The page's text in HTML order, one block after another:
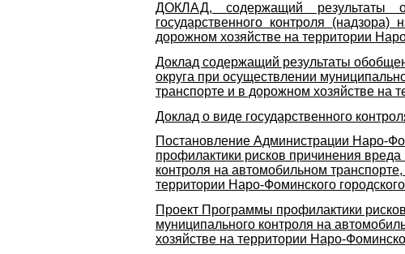
ДОКЛАД, содержащий результаты
государственного контроля
дорожном хозяйстве на территории
Доклад содержащий результаты
округа при осуществлении
транспорте и в дорожном хозяйстве на
Доклад о виде государственного
Постановление Администрации Наро-
профилактики рисков причинения
контроля на автомобильном
территории Наро-Фоминского
Проект Программы профилактики
муниципального контроля на
хозяйстве на территории Наро-